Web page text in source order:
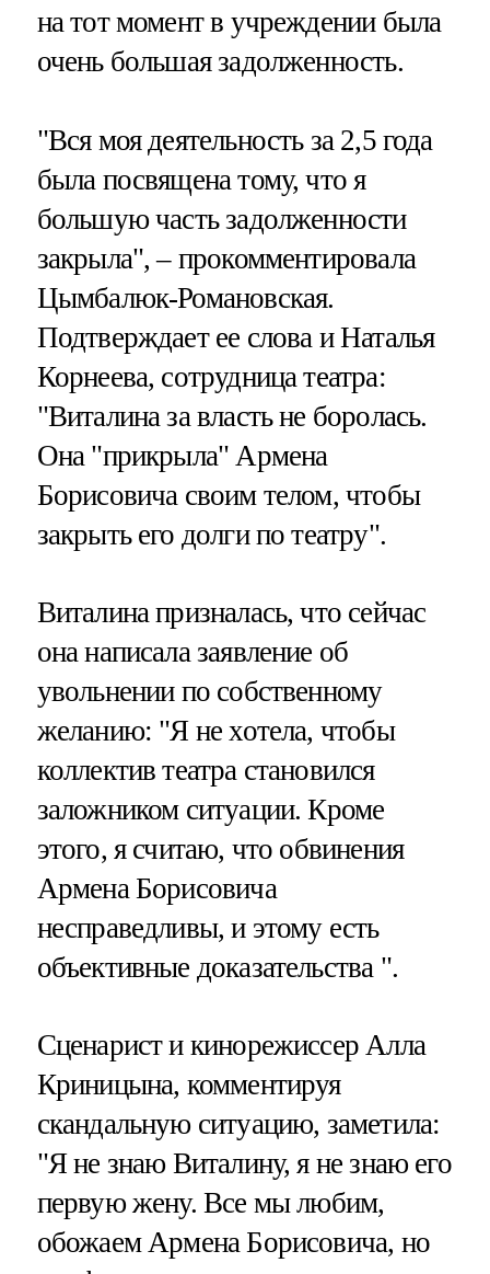
на тот момент в учреждении была
очень большая задолженность.
"Вся моя деятельность за 2,5 года
была посвящена тому, что я
большую часть задолженности
закрыла", – прокомментировала
Цымбалюк-Романовская.
Подтверждает ее слова и Наталья
Корнеева, сотрудница театра:
"Виталина за власть не боролась.
Она "прикрыла" Армена
Борисовича своим телом, чтобы
закрыть его долги по театру".
Виталина призналась, что сейчас
она написала заявление об
увольнении по собственному
желанию: "Я не хотела, чтобы
коллектив театра становился
заложником ситуации. Кроме
этого, я считаю, что обвинения
Армена Борисовича
несправедливы, и этому есть
объективные доказательства ".
Сценарист и кинорежиссер Алла
Криницына, комментируя
скандальную ситуацию, заметила:
"Я не знаю Виталину, я не знаю его
первую жену. Все мы любим,
обожаем Армена Борисовича, но